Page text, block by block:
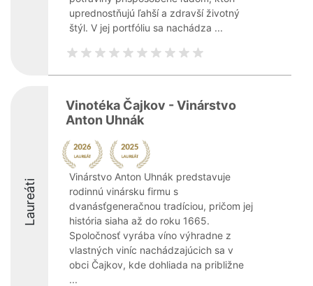
uprednostňujú ľahší a zdravší životný
štýl. V jej portfóliu sa nachádza ...
Laureáti
Vinotéka Čajkov - Vinárstvo
Anton Uhnák
Vinárstvo Anton Uhnák predstavuje
rodinnú vinársku firmu s
dvanásťgeneračnou tradíciou, pričom jej
história siaha až do roku 1665.
Spoločnosť vyrába víno výhradne z
vlastných viníc nachádzajúcich sa v
obci Čajkov, kde dohliada na približne
...